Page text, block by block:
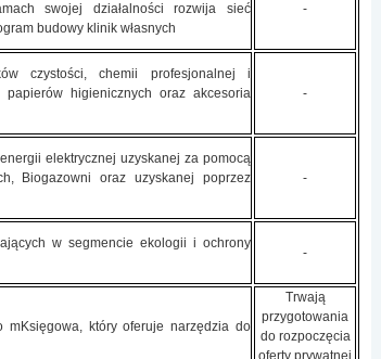
swojej działalności rozwija sieć
budowy klinik własnych
-
czystości, chemii profesjonalnej i
higienicznych oraz akcesoria
-
elektrycznej uzyskanej za pomocą
Biogazowni oraz uzyskanej poprzez
-
w segmencie ekologii i ochrony
-
mKsięgowa, który oferuje narzędzia do
Trwają
przygotowania
do rozpoczęcia
oferty prywatnej